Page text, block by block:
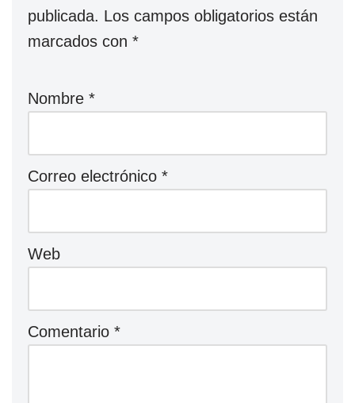
publicada. Los campos obligatorios están
marcados con *
Nombre *
Correo electrónico *
Web
Comentario *